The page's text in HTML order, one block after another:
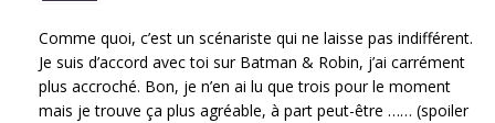
Comme quoi, c’est un scénariste qui ne laisse pas indifférent.
Je suis d’accord avec toi sur Batman & Robin, j’ai carrément
plus accroché. Bon, je n’en ai lu que trois pour le moment
mais je trouve ça plus agréable, à part peut-être …… (spoiler